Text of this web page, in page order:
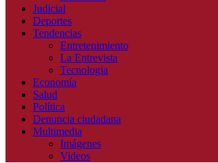
Judicial
Deportes
Tendencias
Entretenimiento
La Entrevista
Tecnologia
Economía
Salud
Política
Denuncia ciudadana
Multimedia
Imágenes
Videos